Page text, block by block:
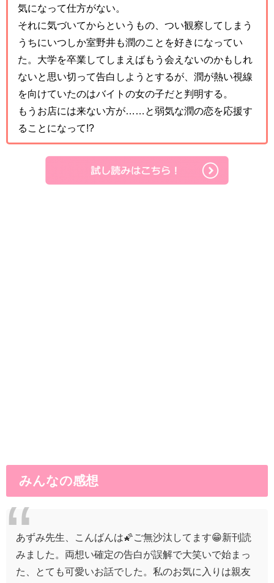
気になって仕方がない。
それに気づいてからというもの、つい観察してしまう
うちにいつしか室野井も潤のことを好きになってい
た。大学を卒業してしまえばもう会えないのかもしれ
ないと思い切って告白しようとするが、潤が熱い視線
を向けていたのはバイトの女の子だと判明する。
もうお店には来ない方が……と弱気な潤の恋を応援す
ることになって!?
みんなの感想
あずみ先生、こんばんは🌠ご無沙汰してます😁新刊読
みました。両想い確定の告白が誤解で大笑いで始まっ
た、とても可愛いお話でした。私のお気に入りは親友